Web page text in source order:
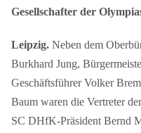
Gesellschafter der
Leipzig.Neben dem
Burkhard Jung,
Geschäftsführer Volker
Baum waren die Vertreter
SC DHfK-Präsident Bernd